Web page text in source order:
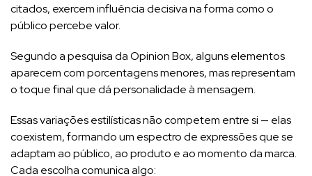
citados, exercem influência decisiva na forma como o
público percebe valor.
Segundo a pesquisa da Opinion Box, alguns elementos
aparecem com porcentagens menores, mas representam
o toque final que dá personalidade à mensagem.
Essas variações estilísticas não competem entre si — elas
coexistem, formando um espectro de expressões que se
adaptam ao público, ao produto e ao momento da marca.
Cada escolha comunica algo: